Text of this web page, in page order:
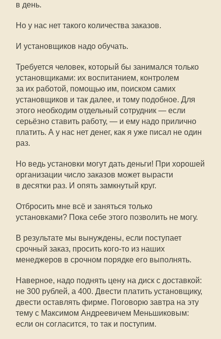
в день.
Но у нас нет такого количества заказов.
И установщиков надо обучать.
Требуется человек, который бы занимался только
установщиками: их воспитанием, контролем
за их работой, помощью им, поиском самих
установщиков и так далее, и тому подобное. Для
этого необходим отдельный сотрудник — если
серьёзно ставить работу, — и ему надо прилично
платить. А у нас нет денег, как я уже писал не один
раз.
Но ведь установки могут дать деньги! При хорошей
организации число заказов может вырасти
в десятки раз. И опять замкнутый круг.
Отбросить мне всё и заняться только
установками? Пока себе этого позволить не могу.
В результате мы вынуждены, если поступает
срочный заказ, просить кого-то из наших
менеджеров в срочном порядке его выполнять.
Наверное, надо поднять цену на диск с доставкой:
не 300 рублей, а 400. Двести платить установщику,
двести оставлять фирме. Поговорю завтра на эту
тему с Максимом Андреевичем Меньшиковым:
если он согласится, то так и поступим.